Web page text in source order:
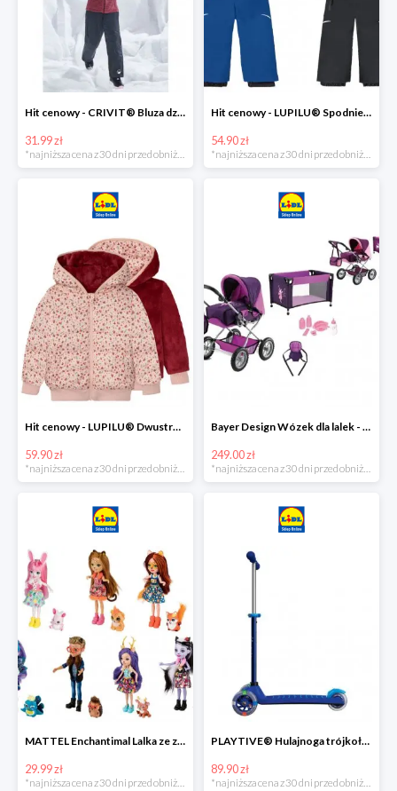
Hit cenowy - CRIVIT® Bluza dziewczęca z polaru
31.99 zł
Hit cenowy - LUPILU® Spodnie narciarskie chłopięce
54.90 zł
Hit cenowy - LUPILU® Dwustronna kurtka pikowana dziewczęca
59.90 zł
*najniższa cena z 30 dni przed obniżką
Bayer Design Wózek dla lalek - megazestaw
249.00 zł
*najniższa cena z 30 dni przed obniżką
MATTEL Enchantimal Lalka ze zwierzątkiem
29.99 zł
*najniższa cena z 30 dni przed obniżką
PLAYTIVE® Hulajnoga trójkołowa Tri Scooter z diodami LED
89.90 zł
*najniższa cena z 30 dni przed obniżką